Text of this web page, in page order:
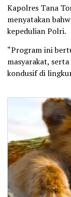
Kapolres Tana
menyatakan
kepedulian Polri.
“Program ini
masyarakat,
kondusif di